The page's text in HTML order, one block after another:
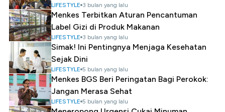
LIFESTYLE 3 bulan yang lalu
Menkes Terbitkan Aturan Pencantuman
Label Gizi di Produk Makanan
LIFESTYLE 3 bulan yang lalu
Simak! Ini Pentingnya Menjaga Kesehatan
Sejak Dini
LIFESTYLE 5 bulan yang lalu
Menkes BGS Beri Peringatan Bagi Perokok:
Jangan Merasa Sehat
LIFESTYLE 5 bulan yang lalu